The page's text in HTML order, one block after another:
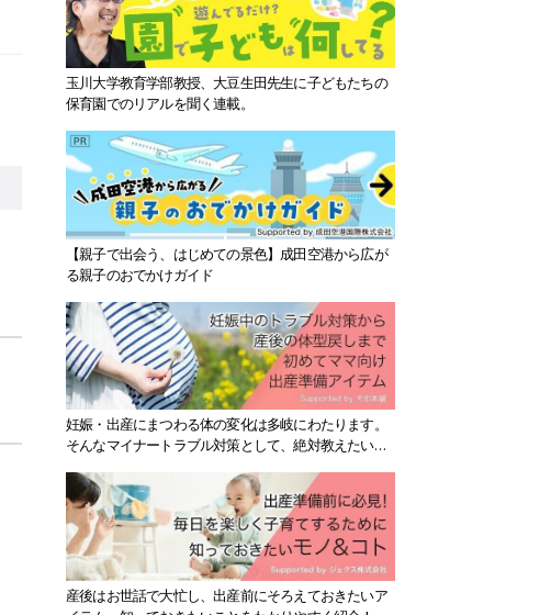
玉川大学教育学部教授、大豆生田先生に子どもたちの
保育園でのリアルを聞く連載。
【親子で出会う、はじめての景色】成田空港から広が
る親子のおでかけガイド
妊娠・出産にまつわる体の変化は多岐にわたります。
そんなマイナートラブル対策として、絶対教えたい！
産後はお世話で大忙し、出産前にそろえておきたいア